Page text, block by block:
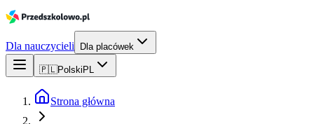
Dla nauczycieli Dla placówek
🇵🇱Polski PL
Strona główna